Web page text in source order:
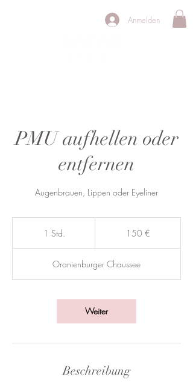
Anmelden
PMU aufhellen oder
entfernen
Augenbrauen, Lippen oder Eyeliner
1 Std.
d
150 €
Oranienburger Chaussee
Weiter
Beschreibung